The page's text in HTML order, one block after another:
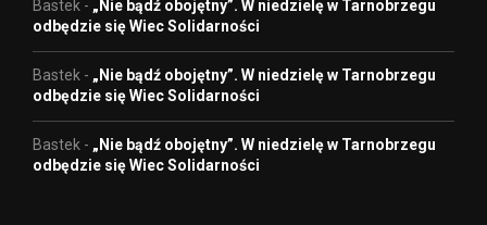
Bastek - „Nie bądź obojętny”. W niedzielę w Tarnobrzegu
odbędzie się Wiec Solidarności
Bastek - „Nie bądź obojętny”. W niedzielę w Tarnobrzegu
odbędzie się Wiec Solidarności
Bastek - „Nie bądź obojętny”. W niedzielę w Tarnobrzegu
odbędzie się Wiec Solidarności